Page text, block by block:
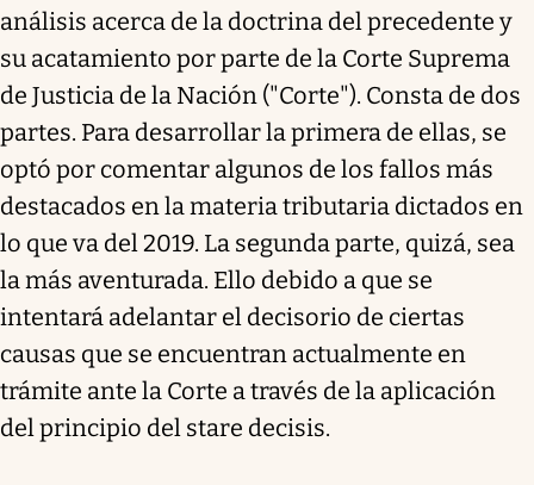
análisis acerca de la doctrina del precedente y
su acatamiento por parte de la Corte Suprema
de Justicia de la Nación ("Corte"). Consta de dos
partes. Para desarrollar la primera de ellas, se
optó por comentar algunos de los fallos más
destacados en la materia tributaria dictados en
lo que va del 2019. La segunda parte, quizá, sea
la más aventurada. Ello debido a que se
intentará adelantar el decisorio de ciertas
causas que se encuentran actualmente en
trámite ante la Corte a través de la aplicación
del principio del stare decisis.